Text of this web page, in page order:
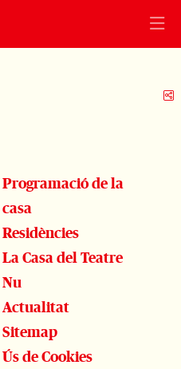
Programació de la
casa
Residències
La Casa del Teatre
Nu
Actualitat
Sitemap
Ús de Cookies